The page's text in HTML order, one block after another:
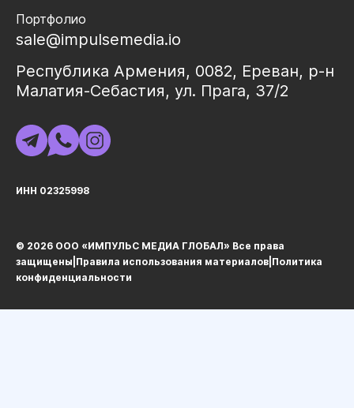
Портфолио
sale@impulsemedia.io
Республика Армения, 0082, Ереван, р-н
Малатия-Себастия, ул. Прага, 37/2
ИНН 02325998
© 2026 ООО «ИМПУЛЬС МЕДИА ГЛОБАЛ» Все права
защищеныㅤ|ㅤ Правила использования материалов Политика
конфиденциальности